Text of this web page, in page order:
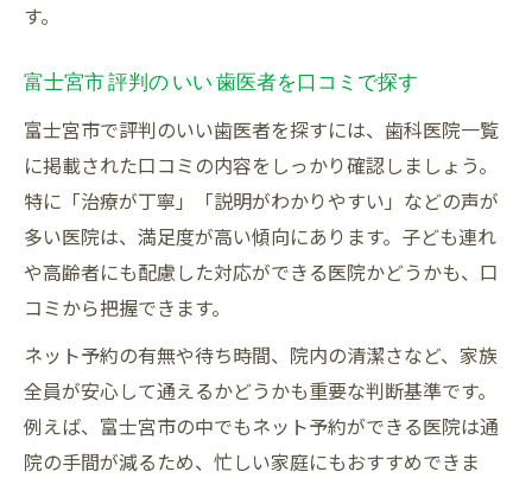
す。
富士宮市 評判の いい 歯医者を口コミで探す
富士宮市で評判のいい歯医者を探すには、歯科医院一覧
に掲載された口コミの内容をしっかり確認しましょう。
特に「治療が丁寧」「説明がわかりやすい」などの声が
多い医院は、満足度が高い傾向にあります。子ども連れ
や高齢者にも配慮した対応ができる医院かどうかも、口
コミから把握できます。
ネット予約の有無や待ち時間、院内の清潔さなど、家族
全員が安心して通えるかどうかも重要な判断基準です。
例えば、富士宮市の中でもネット予約ができる医院は通
院の手間が減るため、忙しい家庭にもおすすめできま